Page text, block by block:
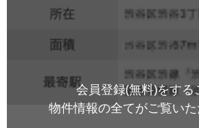
会員登録(無料)をする
物件情報の全てがご覧いた